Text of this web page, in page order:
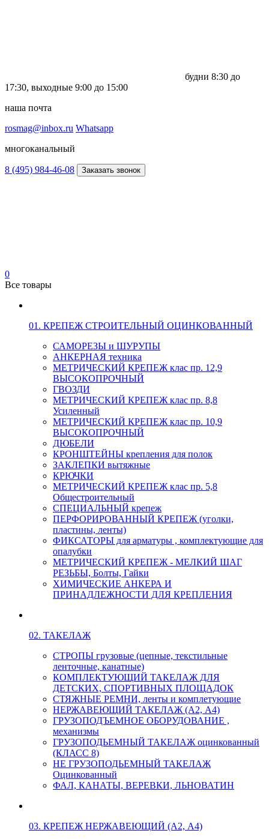
будни 8:30 до
17:30, выходные 9:00 до 15:00
наша почта
rosmag@inbox.ru Whatsapp
многоканальный
8 (495) 984-46-08 Заказать звонок
0
Все товары
01. КРЕПЕЖ СТРОИТЕЛЬНЫЙ ОЦИНКОВАННЫЙ
САМОРЕЗЫ и ШУРУПЫ
АНКЕРНАЯ техника
МЕТРИЧЕСКИЙ КРЕПЕЖ клас пр. 12,9
ВЫСОКОПРОЧНЫЙ
ГВОЗДИ
МЕТРИЧЕСКИЙ КРЕПЕЖ клас пр. 8,8
Усиленный
МЕТРИЧЕСКИЙ КРЕПЕЖ клас пр. 10,9
ВЫСОКОПРОЧНЫЙ
ДЮБЕЛИ
КРОНШТЕЙНЫ крепления для полок
ЗАКЛЕПКИ вытяжные
КРЮЧКИ
МЕТРИЧЕСКИЙ КРЕПЕЖ клас пр. 5,8
Общестроительный
СПЕЦИАЛЬНЫЙ крепеж
ПЕРФОРИРОВАННЫЙ КРЕПЕЖ (уголки,
пластины, ленты)
ФИКСАТОРЫ для арматуры , комплектующие для
опалубки
МЕТРИЧЕСКИЙ КРЕПЕЖ - МЕЛКИЙ ШАГ
РЕЗЬБЫ, Болты, Гайки
ХИМИЧЕСКИЕ АНКЕРА И
ПРИНАДЛЕЖНОСТИ ДЛЯ КРЕПЛЕНИЯ
02. ТАКЕЛАЖ
СТРОПЫ грузовые (цепные, текстильные
ленточные, канатные)
КОМПЛЕКТУЮЩИЙ ТАКЕЛАЖ ДЛЯ
ДЕТСКИХ, СПОРТИВНЫХ ПЛОЩАДОК
СТЯЖНЫЕ РЕМНИ, ленты и комплетующие
НЕРЖАВЕЮЩИЙ ТАКЕЛАЖ (А2, А4)
ГРУЗОПОДЪЕМНОЕ ОБОРУДОВАНИЕ ,
механизмы
ГРУЗОПОДЬЕМНЫЙ ТАКЕЛАЖ оцинкованный
(КЛАСС 8)
НЕ ГРУЗОПОДЬЕМНЫЙ ТАКЕЛАЖ
Оцинкованный
ФАЛ, КАНАТЫ, ВЕРЕВКИ, ЛЬНОВАТИН
03. КРЕПЕЖ НЕРЖАВЕЮЩИЙ (А2, А4)